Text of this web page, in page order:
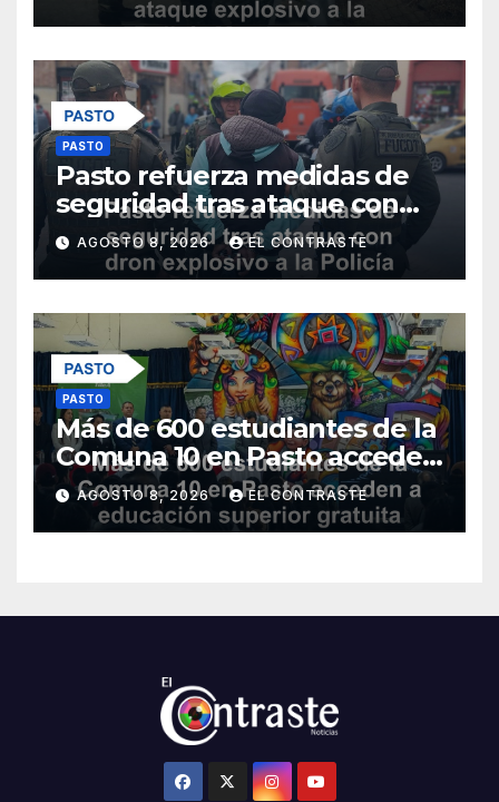
PASTO
Pasto refuerza medidas de
seguridad tras ataque con
dron explosivo a la Policía
Metropolitana
AGOSTO 8, 2026 EL CONTRASTE
PASTO
Más de 600 estudiantes de la
Comuna 10 en Pasto acceden
a educación superior gratuita
con nuevos programas
AGOSTO 8, 2026 EL CONTRASTE